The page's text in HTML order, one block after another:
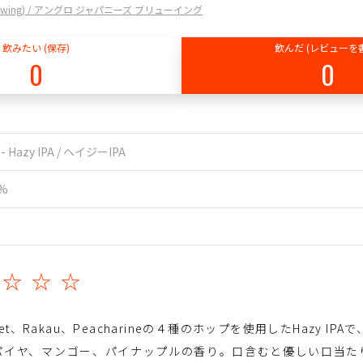
/ アングロ ジャパニーズ ブリューイング
飲みたい (保存)
0
飲んだ (レビューを
0
Hazy IPA / ヘイジーIPA
Rakau、Peacharineの４種のホップを使用したHazy IPAで、
ヤ、マンゴー、パイナップルの香り。口含むと優しい口当